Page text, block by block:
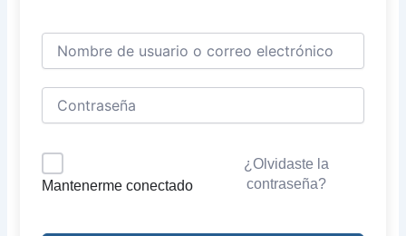
Mantenerme conectado
¿Olvidaste la
contraseña?